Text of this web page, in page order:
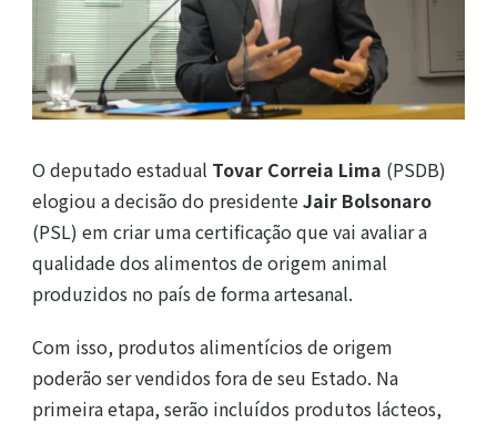
O deputado estadual Tovar Correia Lima (PSDB)
elogiou a decisão do presidenteJair Bolsonaro
(PSL) em criar uma certificação que vai avaliar a
qualidade dos alimentos de origem animal
produzidos no país de forma artesanal.
Com isso, produtos alimentícios de origem
poderão ser vendidos fora de seu Estado. Na
primeira etapa, serão incluídos produtos lácteos,